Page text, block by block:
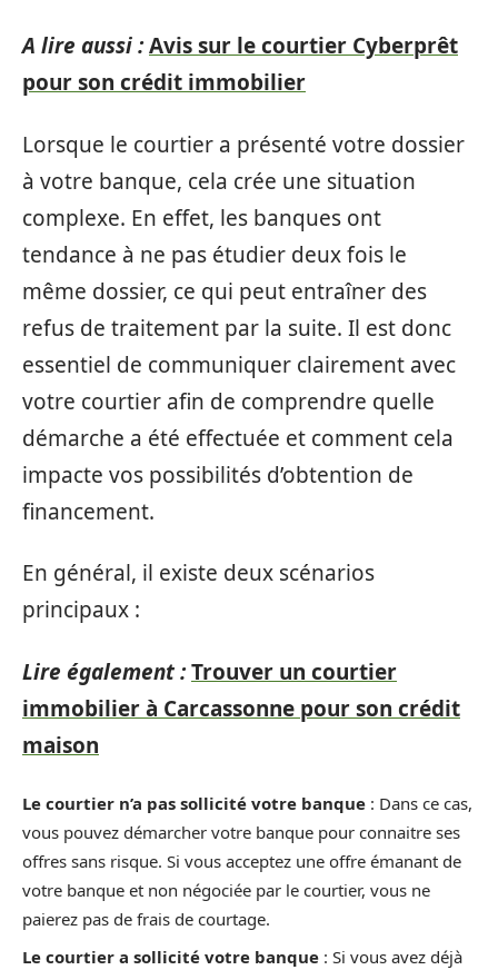
A lire aussi :Avis sur le courtier Cyberprêt
pour son crédit immobilier
Lorsque le courtier a présenté votre dossier
à votre banque, cela crée une situation
complexe. En effet, les banques ont
tendance à ne pas étudier deux fois le
même dossier, ce qui peut entraîner des
refus de traitement par la suite. Il est donc
essentiel de communiquer clairement avec
votre courtier afin de comprendre quelle
démarche a été effectuée et comment cela
impacte vos possibilités d’obtention de
financement.
En général, il existe deux scénarios
principaux :
Lire également :Trouver un courtier
immobilier à Carcassonne pour son crédit
maison
Le courtier n’a pas sollicité votre banque : Dans ce cas,
vous pouvez démarcher votre banque pour connaitre ses
offres sans risque. Si vous acceptez une offre émanant de
votre banque et non négociée par le courtier, vous ne
paierez pas de frais de courtage.
Le courtier a sollicité votre banque : Si vous avez déjà